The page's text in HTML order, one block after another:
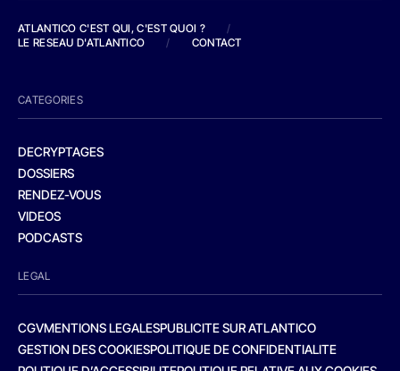
ATLANTICO C'EST QUI, C'EST QUOI ?
/
LE RESEAU D'ATLANTICO
/ CONTACT
CATEGORIES
DECRYPTAGES
DOSSIERS
RENDEZ-VOUS
VIDEOS
PODCASTS
LEGAL
CGVMENTIONS LEGALESPUBLICITE SUR ATLANTICO
GESTION DES COOKIESPOLITIQUE DE CONFIDENTIALITE